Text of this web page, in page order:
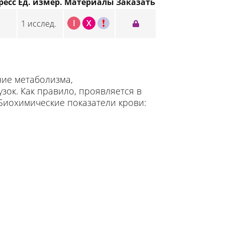
1 исслед.
I X C
метаболизма,
Как правило, проявляется в
показатели крови: